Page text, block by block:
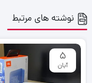
نوشته های مرتبط
5
آبان